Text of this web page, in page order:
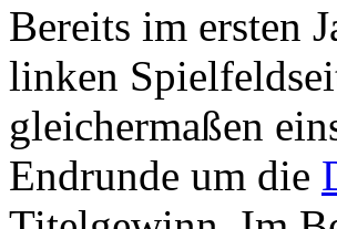
Bereits im ersten
linken
gleichermaßen
Endrunde um die